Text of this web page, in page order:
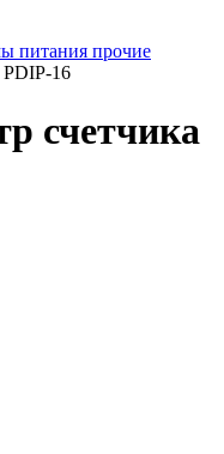
питания прочие
PDIP-16
счетчика